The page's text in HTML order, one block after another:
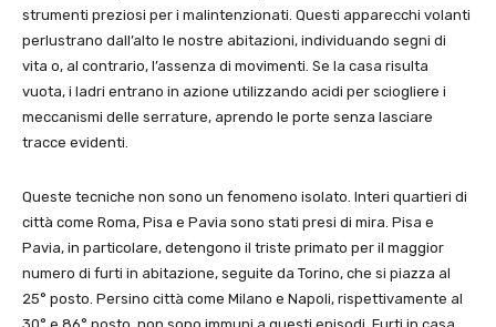
strumenti preziosi per i malintenzionati. Questi apparecchi volanti
perlustrano dall’alto le nostre abitazioni, individuando segni di
vita o, al contrario, l’assenza di movimenti. Se la casa risulta
vuota, i ladri entrano in azione utilizzando acidi per sciogliere i
meccanismi delle serrature, aprendo le porte senza lasciare
tracce evidenti.
Queste tecniche non sono un fenomeno isolato. Interi quartieri di
città come Roma, Pisa e Pavia sono stati presi di mira. Pisa e
Pavia, in particolare, detengono il triste primato per il maggior
numero di furti in abitazione, seguite da Torino, che si piazza al
25° posto. Persino città come Milano e Napoli, rispettivamente al